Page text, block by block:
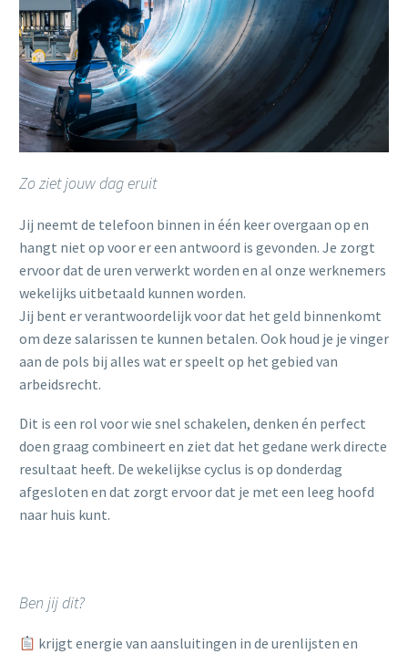
Zo ziet jouw dag eruit
Jij neemt de telefoon binnen in één keer overgaan op en
hangt niet op voor er een antwoord is gevonden. Je zorgt
ervoor dat de uren verwerkt worden en al onze werknemers
wekelijks uitbetaald kunnen worden.
Jij bent er verantwoordelijk voor dat het geld binnenkomt
om deze salarissen te kunnen betalen. Ook houd je je vinger
aan de pols bij alles wat er speelt op het gebied van
arbeidsrecht.
Dit is een rol voor wie snel schakelen, denken én perfect
doen graag combineert en ziet dat het gedane werk directe
resultaat heeft. De wekelijkse cyclus is op donderdag
afgesloten en dat zorgt ervoor dat je met een leeg hoofd
naar huis kunt.
Ben jij dit?
krijgt energie van aansluitingen in de urenlijsten en